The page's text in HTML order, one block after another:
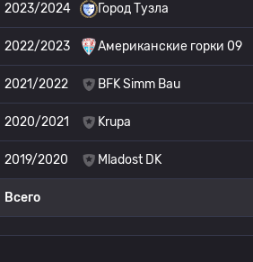
2023/2024 Город Тузла
2022/2023 Американские горки 09
2021/2022 BFK Simm Bau
2020/2021 Krupa
2019/2020 Mladost DK
Всего